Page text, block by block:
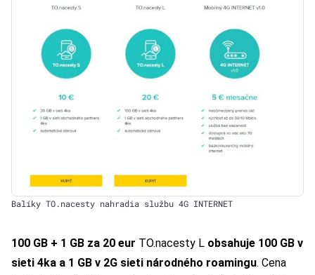
Balíky TO.nacesty nahradia službu 4G INTERNET
100 GB + 1 GB za 20 eur TO.nacesty L obsahuje 100 GB v
sieti 4ka a 1 GB v 2G sieti národného roamingu. Cena